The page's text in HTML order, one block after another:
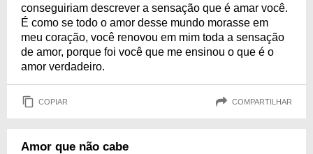
conseguiriam descrever a sensação que é amar você.
É como se todo o amor desse mundo morasse em
meu coração, você renovou em mim toda a sensação
de amor, porque foi você que me ensinou o que é o
amor verdadeiro.
COPIAR COMPARTILHAR
Amor que não cabe